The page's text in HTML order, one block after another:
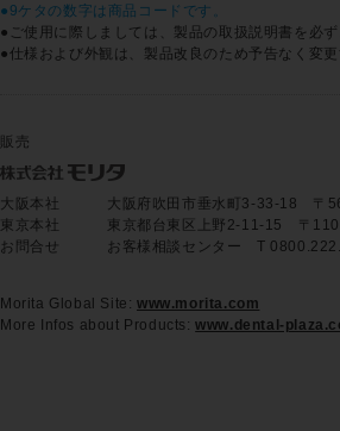
●9ケタの数字は商品コードです。
●ご使用に際しましては、製品の取扱説明書を必
●仕様および外観は、製品改良のため予告なく変
販売
大阪本社
大阪府吹田市垂水町3-33-18
東京本社
東京都台東区上野2-11-15 〒
お問合せ
お客様相談センター T
Morita Global Site: www.morita.com
More Infos about Products:www.dental-